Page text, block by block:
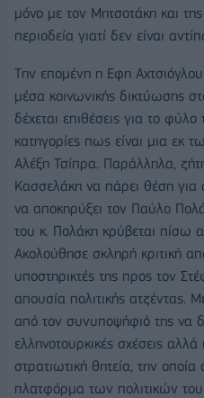
μόνο με τον Μητσοτάκη και
περιοδεία γιατί δεν είναι
Tην επομένη η Εφη
μέσα κοινωνικής δικτύωσης
δέχεται επιθέσεις για το
κατηγορίες πως είναι μια εκ
Αλέξη Τσίπρα. Παράλληλα,
Κασσελάκη να πάρει θέση για
να αποκηρύξει τον Παύλο
του κ. Πολάκη κρύβεται πίσω
Ακολούθησε σκληρή κριτική
υποστηρικτές της προς τον
απουσία πολιτικής ατζέντας.
από τον συνυποψήφιό της να
ελληνοτουρκικές σχέσεις
στρατιωτική θητεία, την
πλατφόρμα των πολιτικών